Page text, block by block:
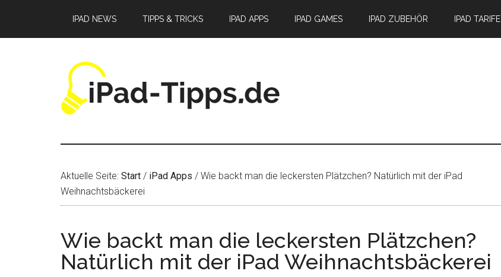
springen
springen
springen
IPAD NEWS TIPPS & TRICKS IPAD APPS IPAD GAMES IPAD ZUBEHÖR IPAD TARIFE
Aktuelle Seite: Start / iPad Apps / Wie backt man die leckersten Plätzchen? Natürlich mit der iPad
Weihnachtsbäckerei
Wie backt man die leckersten Plätzchen?
Natürlich mit der iPad Weihnachtsbäckerei